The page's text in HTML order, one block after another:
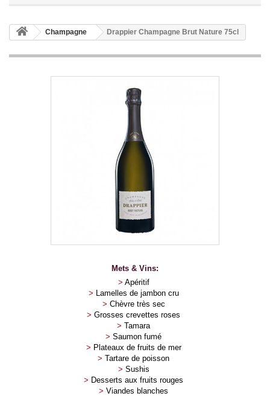
Champagne Drappier Champagne Brut Nature 75cl
Mets & Vins:
> Apéritif
>
Lamelles de jambon cru
> Chèvre très sec
> Grosses crevettes roses
> Tamara
> Saumon fumé
> Plateaux de fruits de mer
> Tartare de poisson
> Sushis
> Desserts aux fruits rouges
> Viandes blanches